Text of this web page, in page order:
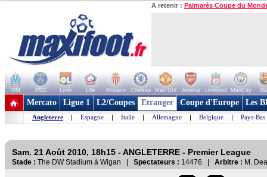
A retenir : Palmarès Coupe du
OM PSG Lyon Lille Monaco Chelsea Man Utd Arsenal Liverpool ManCity
+ de clubs
Mercato Ligue 1 L2/Coupes Etranger Coupe d'Europe Les
Angleterre | Espagne | Italie | Allemagne | Belgique | Pays-Bas
Sam. 21 Août 2010, 18h15 - ANGLETERRE - Premier League
Stade : The DW Stadium à Wigan | Spectateurs : 14476 | Arbitre : M.